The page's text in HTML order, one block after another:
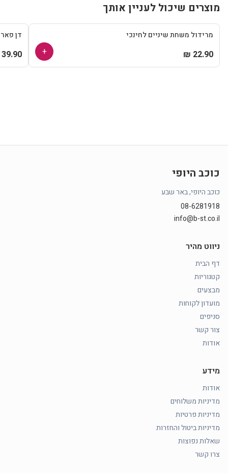
מוצרים שיכול לעניין אותך
מרידול משחת שיניים לחינכי
22.90 ₪
+
דן
39.90 ₪
כוכב היופי
כוכב היופי, באר שבע
08-6281918
info@b-st.co.il
ניווט מהיר
דף הבית
קטגוריות
מבצעים
מועדון לקוחות
סניפים
צור קשר
אודות
מידע
אודות
מדיניות משלוחים
מדיניות פרטיות
מדיניות ביטול והחזרות
שאלות נפוצות
צרו קשר